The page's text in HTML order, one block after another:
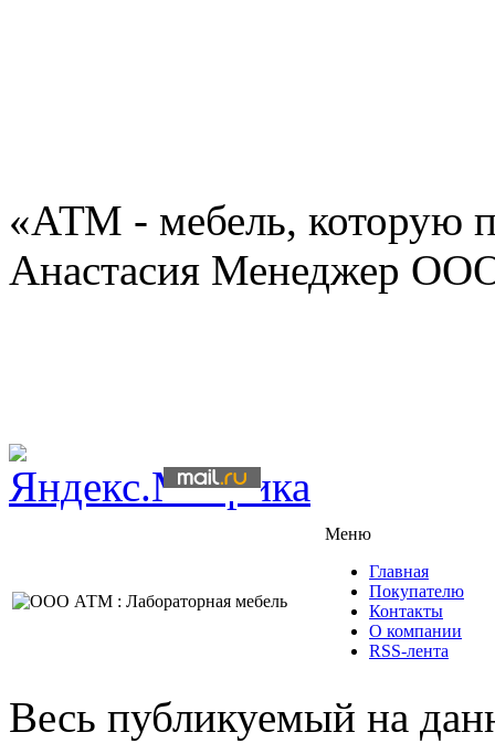
«АТМ - мебель, которую
Анастасия Менеджер
Меню
Главная
Покупателю
Контакты
О компании
RSS-лента
Весь публикуемый на